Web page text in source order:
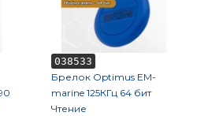
038533
Брелок Optimus EM-
marine 125КГц 64 бит
Чтение